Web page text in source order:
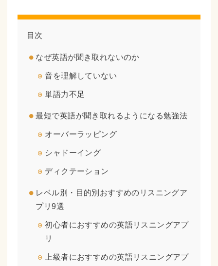
目次
なぜ英語が聞き取れないのか
音を理解していない
単語力不足
最短で英語が聞き取れるようになる勉強法
オーバーラッピング
シャドーイング
ディクテーション
レベル別・目的別おすすめのリスニングア
プリ9選
初心者におすすめの英語リスニングアプ
リ
上級者におすすめの英語リスニングアプ